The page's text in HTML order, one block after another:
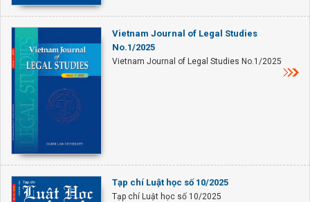
Vietnam Journal of Legal Studies
No.1/2025
Vietnam Journal of Legal Studies No.1/2025
Tạp chí Luật học số 10/2025
Tạp chí Luật học số 10/2025